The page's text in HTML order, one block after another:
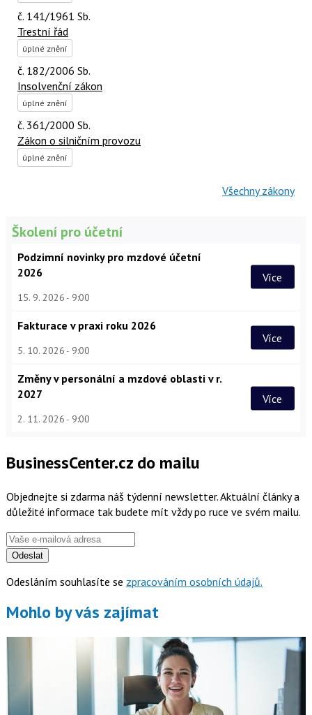
č. 141/1961 Sb.
Trestní řád
úplné znění
č. 182/2006 Sb.
Insolvenční zákon
úplné znění
č. 361/2000 Sb.
Zákon o silničním provozu
úplné znění
Všechny zákony
Školení pro účetní
Podzimní novinky pro mzdové účetní
2026
15. 9. 2026 9:00
Více
Fakturace v praxi roku 2026
5. 10. 2026 9:00
Více
Změny v personální a mzdové oblasti v r.
2027
2. 11. 2026 9:00
Více
BusinessCenter.cz do mailu
Objednejte si zdarma náš týdenní newsletter. Aktuální články a
důležité informace tak budete mít vždy po ruce ve svém mailu.
Odeslat
Odesláním souhlasíte se zpracováním osobních údajů.
Mohlo by vás zajímat